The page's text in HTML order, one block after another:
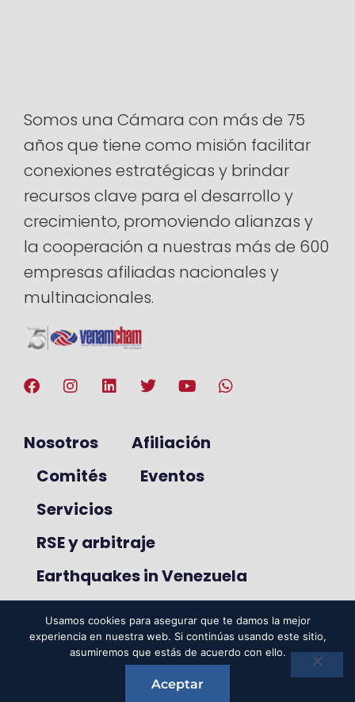
Somos una Cámara con más de 75
años que tiene como misión facilitar
conexiones estratégicas y brindar
recursos clave para el desarrollo y
crecimiento, promoviendo alianzas y
la cooperación a nuestras más de 600
empresas afiliadas nacionales y
multinacionales.
Nosotros
Afiliación
Comités
Eventos
Servicios
RSE y arbitraje
Earthquakes in Venezuela
© 2025. VenAmCham. Todos los
derechos reservados.
Usamos cookies para asegurar que te damos la mejor
experiencia en nuestra web. Si continúas usando este sitio,
asumiremos que estás de acuerdo con ello.
Aceptar